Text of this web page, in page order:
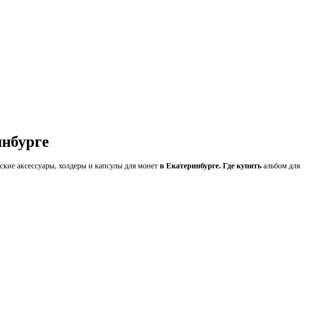
аксессуары, холдеры и капсулы для монет в Екатеринбурге. Где купить альбом для